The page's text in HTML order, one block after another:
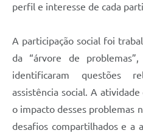
perfil e interesse de cada
A participação social foi
da “árvore de
identificaram questões
assistência social. A
o impacto desses problemas
desafios compartilhados e a